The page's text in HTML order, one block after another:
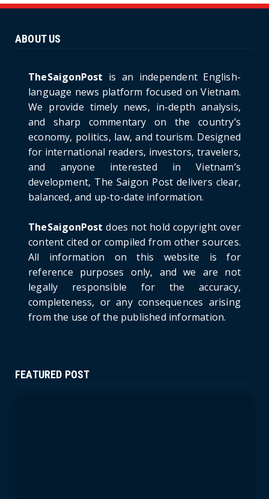
Ninh Bride Re-enacts...
Project: An Analysi...
June 21, 2026
HOTNEWS
Detailed Analysis of the Cooling-off Period
Law in Timeshare...
June 21, 2026
HOTNEWS
Prime Minister Lê Minh Hưng’s Visit to
Russia: A New Step Fo...
HOTNEWS
Politburo: Strictly Handle Acts of Using
Pirated Software, C...
June 21, 2026
ABOUT US
TheSaigonPost is an independent English-
language news platform focused on Vietnam.
We provide timely news, in-depth analysis,
and sharp commentary on the country’s
economy, politics, law, and tourism. Designed
for international readers, investors, travelers,
and anyone interested in Vietnam’s
development, The Saigon Post delivers clear,
balanced, and up-to-date information.
TheSaigonPost does not hold copyright over
content cited or compiled from other sources.
All information on this website is for
reference purposes only, and we are not
legally responsible for the accuracy,
completeness, or any consequences arising
from the use of the published information.
FEATURED POST